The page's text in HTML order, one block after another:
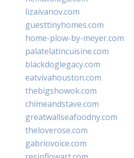
lizaivanov.com
guesttinyhomes.com
home-plow-by-meyer.com
palatelatincuisine.com
blackdoglegacy.com
eatvivahouston.com
thebigshowok.com
chimeandstave.com
greatwallseafoodny.com
theloverose.com
gabriovoice.com